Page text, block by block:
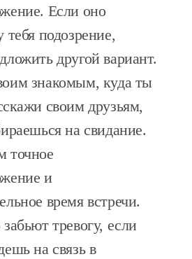
Если оно
тебя подозрение,
другой вариант.
знакомым, куда ты
своим друзьям,
на свидание.
точное
и
время встречи.
тревогу, если
на связь в